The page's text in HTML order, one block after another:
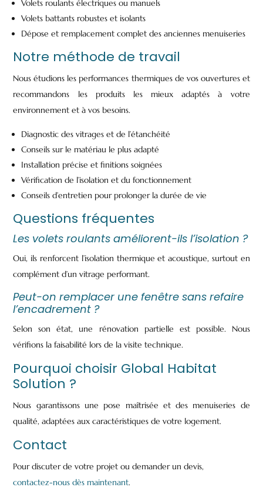
Volets roulants électriques ou manuels
Volets battants robustes et isolants
Dépose et remplacement complet des anciennes menuiseries
Notre méthode de travail
Nous étudions les performances thermiques de vos ouvertures et
recommandons les produits les mieux adaptés à votre
environnement et à vos besoins.
Diagnostic des vitrages et de l’étanchéité
Conseils sur le matériau le plus adapté
Installation précise et finitions soignées
Vérification de l’isolation et du fonctionnement
Conseils d’entretien pour prolonger la durée de vie
Questions fréquentes
Les volets roulants améliorent-ils l’isolation ?
Oui, ils renforcent l’isolation thermique et acoustique, surtout en
complément d’un vitrage performant.
Peut-on remplacer une fenêtre sans refaire
l’encadrement ?
Selon son état, une rénovation partielle est possible. Nous
vérifions la faisabilité lors de la visite technique.
Pourquoi choisir Global Habitat
Solution ?
Nous garantissons une pose maîtrisée et des menuiseries de
qualité, adaptées aux caractéristiques de votre logement.
Contact
Pour discuter de votre projet ou demander un devis,
contactez-nous dès maintenant.